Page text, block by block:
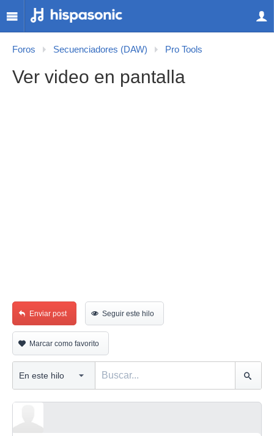
Foros Secuenciadores (DAW) Pro Tools
Ver video en pantalla
Enviar post Seguir este hilo
Marcar como favorito